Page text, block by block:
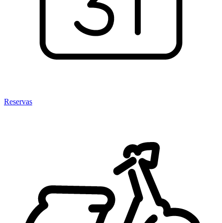
Reservas